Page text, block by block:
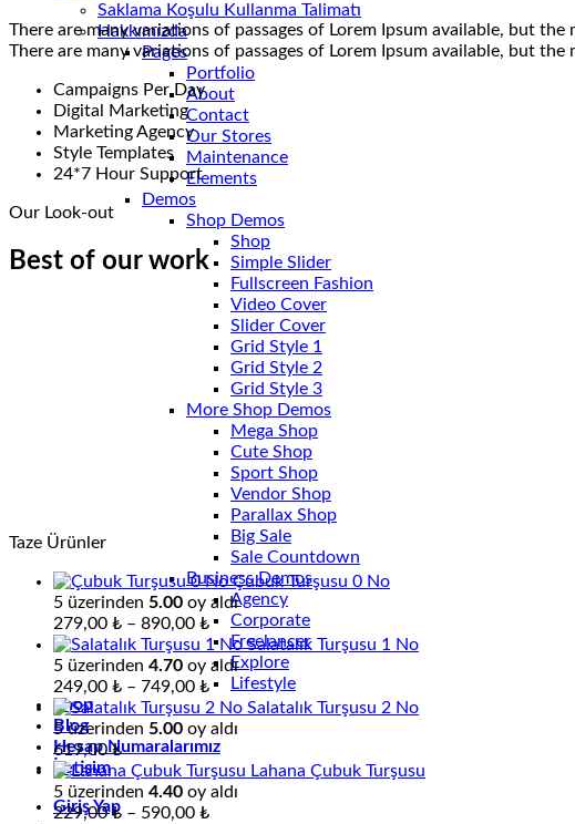
Saklama Koşulu Kullanma Talimatı
Hakkımızda
Pages
Portfolio
About
Contact
Our Stores
Maintenance
Elements
Demos
Shop Demos
Shop
Simple Slider
Fullscreen Fashion
Video Cover
Slider Cover
Grid Style 1
Grid Style 2
Grid Style 3
More Shop Demos
Mega Shop
Cute Shop
Sport Shop
Vendor Shop
Parallax Shop
Big Sale
Sale Countdown
Business Demos
Agency
Corporate
Freelancer
Explore
Lifestyle
Shop
Blog
Hesap Numaralarımız
İletişim
Giriş Yap
There are many variations of passages of Lorem Ipsum available, but
There are many variations of passages of Lorem Ipsum available, but
Campaigns Per Day
Digital Marketing
Marketing Agency
Style Templates
24*7 Hour Support
Our Look-out
Best of our work
Taze Ürünler
Çubuk Turşusu 0 No
5 üzerinden 5.00 oy aldı
279,00 ₺ – 890,00 ₺Fiyat
aralığı:
279,00 ₺
-
890,00 ₺
Salatalık Turşusu 1 No
5 üzerinden 4.70 oy aldı
249,00 ₺ – 749,00 ₺Fiyat
aralığı:
249,00 ₺
-
749,00 ₺
Salatalık Turşusu 2 No
5 üzerinden 5.00 oy aldı
619,00₺
Lahana Çubuk Turşusu
5 üzerinden 4.40 oy aldı
229,00₺ – 590,00 ₺Fiyat